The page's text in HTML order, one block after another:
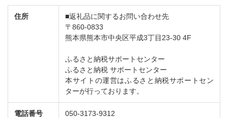
住所
■返礼品に関するお問い合わせ先
〒860-0833
熊本県熊本市中央区平成3丁目23-30 4F
ふるさと納税サポートセンター
ふるさと納税 サポートセンター
本サイトの運営はふるさと納税サポートセン
ターが行っております。
電話番号 050-3173-9312